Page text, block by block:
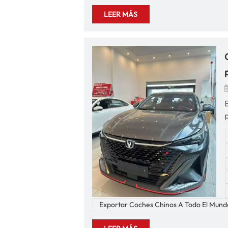
LEER MÁS
Exportar Coches Chinos A Todo El